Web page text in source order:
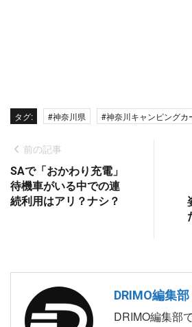
タグ: #神奈川県 #神奈川キャンピングカ
前の記事
SAで「おかわり充電」
待機車がいる中での連
続利用はアリ？ナシ？
DRIMO編集部
DRIMO編集部